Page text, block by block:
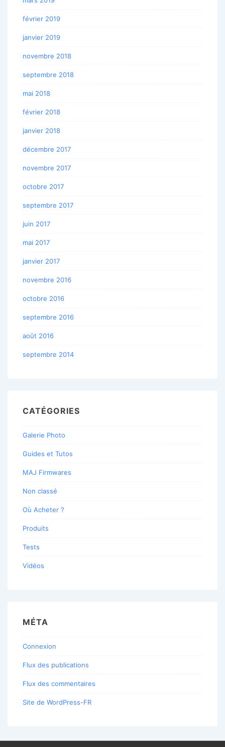
février 2019
janvier 2019
novembre 2018
septembre 2018
mai 2018
février 2018
janvier 2018
décembre 2017
novembre 2017
octobre 2017
septembre 2017
juin 2017
mai 2017
janvier 2017
novembre 2016
octobre 2016
septembre 2016
août 2016
septembre 2014
CATÉGORIES
Galerie Photo
Guides et Tutos
MAJ Firmwares
Non classé
Où Acheter ?
Produits
Tests
Vidéos
MÉTA
Connexion
Flux des publications
Flux des commentaires
Site de WordPress-FR